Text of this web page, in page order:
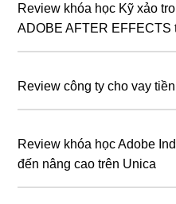
Review khóa học Kỹ xảo
ADOBE AFTER EFFECTS
Review công ty cho vay
Review khóa học Adobe
đến nâng cao trên Unica